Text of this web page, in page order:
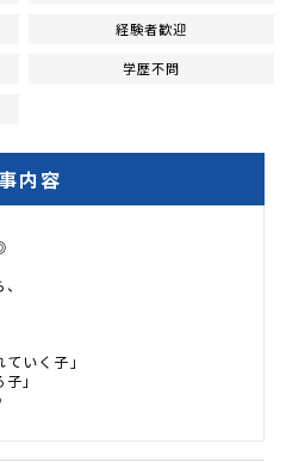
経験者歓迎
学歴不問
内容
いく子」
」